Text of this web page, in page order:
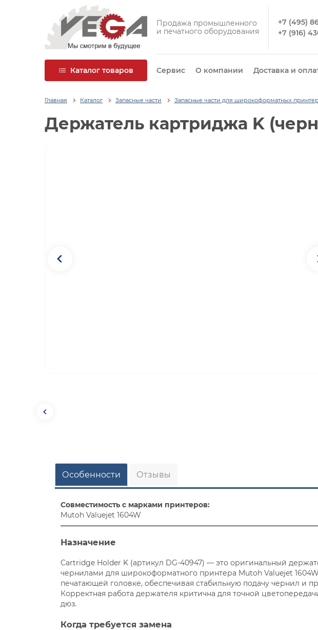
Продажа промышленного
и печатного оборудования
+7 (495)
+7 (916)
Каталог товаров Сервис О компании Доставка и
Главная Каталог Запасные части Запасные части для широкоформатных
Держатель картриджа K
Особенности
Совместимость с марками принтеров:
Mutoh Valuejet 1604W
Назначение
Cartridge Holder K (артикул DG-40947) — это оригинальный
чернилами для широкоформатного принтера Mutoh Valuejet
печатающей головке, обеспечивая стабильную подачу чернил и
Корректная работа держателя критична для точной
дюз.
Когда требуется замена
Отзывы